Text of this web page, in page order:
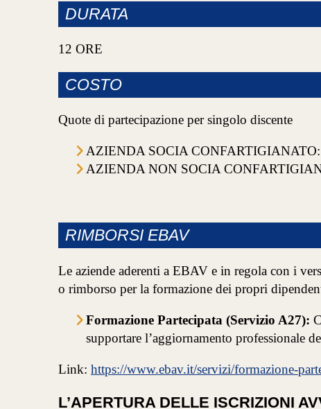
DURATA
12 ORE
COSTO
Quote di partecipazione per singolo discente
AZIENDA SOCIA CONFARTIGIANATO:
AZIENDA NON SOCIA
RIMBORSI EBAV
Le aziende aderenti a EBAV e in regola con i
o rimborso per la formazione dei propri
Formazione Partecipata (Servizio A27):
supportare l’aggiornamento professionale
Link: https://www.ebav.it/servizi/formazione-
L’APERTURA DELLE ISCRIZIONI